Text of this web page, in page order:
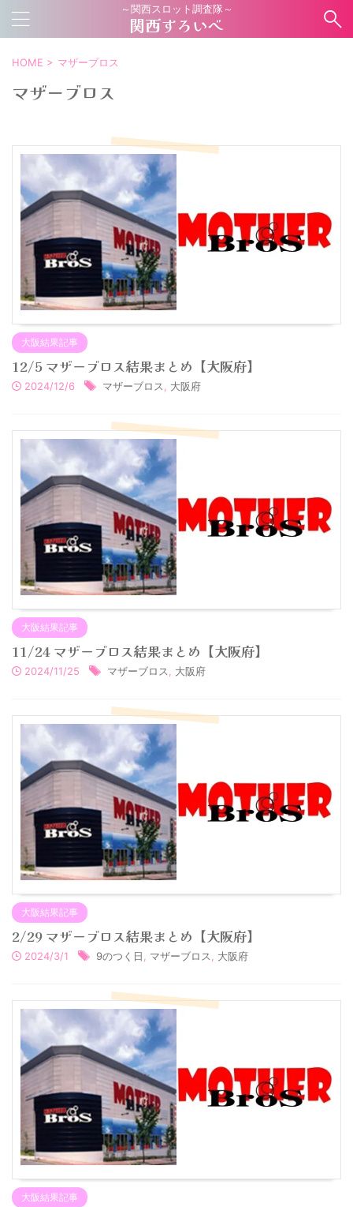
～関西スロット調査隊～
関西すろいべ
HOME > マザーブロス
マザーブロス
大阪結果記事
12/5 マザーブロス結果まとめ【大阪府】
2024/12/6 マザーブロス 大阪府
大阪結果記事
11/24 マザーブロス結果まとめ【大阪府】
2024/11/25 マザーブロス 大阪府
大阪結果記事
2/29 マザーブロス結果まとめ【大阪府】
2024/3/1 9のつく日 マザーブロス 大阪府
大阪結果記事